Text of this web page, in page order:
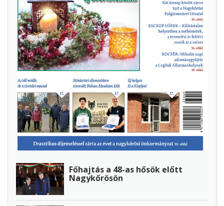
Főhajtás a 48-as hősök előtt
Nagykőrösön